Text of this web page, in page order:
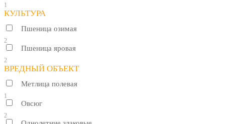
1
КУЛЬТУРА
Пшеница озимая
2
Пшеница яровая
2
ВРЕДНЫЙ ОБЪЕКТ
Метлица полевая
1
Овсюг
2